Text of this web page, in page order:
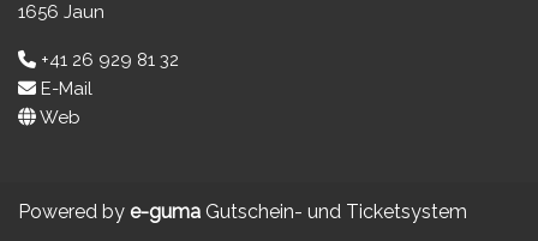
1656 Jaun
+41 26 929 81 32
E-Mail
Web
Powered by e-guma Gutschein- und Ticketsystem